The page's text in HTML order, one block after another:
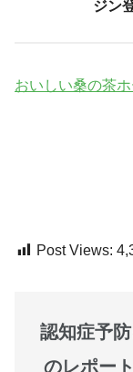
ジン
おいしい桑の茶
Post Views:
認知症予